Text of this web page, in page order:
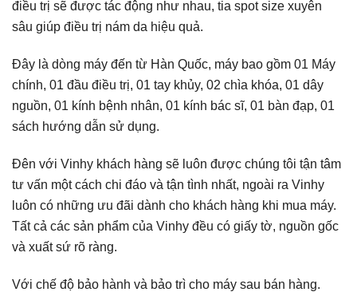
điều trị sẽ được tác động như nhau, tia spot size xuyên
sâu giúp điều trị nám da hiệu quả.
Đây là dòng máy đến từ Hàn Quốc, máy bao gồm 01 Máy
chính, 01 đầu điều trị, 01 tay khủy, 02 chìa khóa, 01 dây
nguồn, 01 kính bệnh nhân, 01 kính bác sĩ, 01 bàn đạp, 01
sách hướng dẫn sử dụng.
Đên với Vinhy khách hàng sẽ luôn được chúng tôi tận tâm
tư vấn một cách chi đáo và tận tình nhất, ngoài ra Vinhy
luôn có những ưu đãi dành cho khách hàng khi mua máy.
Tất cả các sản phẩm của Vinhy đều có giấy tờ, nguồn gốc
và xuất sứ rõ ràng.
Với chế độ bảo hành và bảo trì cho máy sau bán hàng.